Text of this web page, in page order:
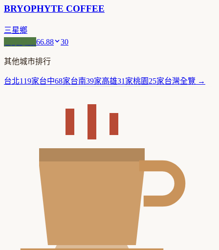
BRYOPHYTE COFFEE
三星鄉
66.88 30
其他城市排行
台北119家台中68家台南39家高雄31 家桃園 25家台灣全覽 →